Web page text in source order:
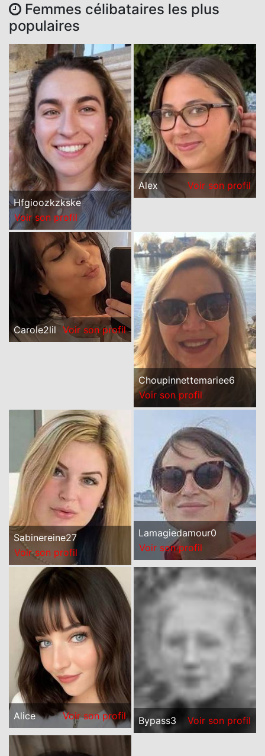
Femmes célibataires les plus
populaires
Hfgioozkzkske
Voir son profil
Alex Voir son profil
Carole2lil Voir son profil
Choupinnettemariee6
Voir son profil
Sabinereine27
Voir son profil
Lamagiedamour0
Voir son profil
Alice Voir son profil Bypass3 Voir son profil